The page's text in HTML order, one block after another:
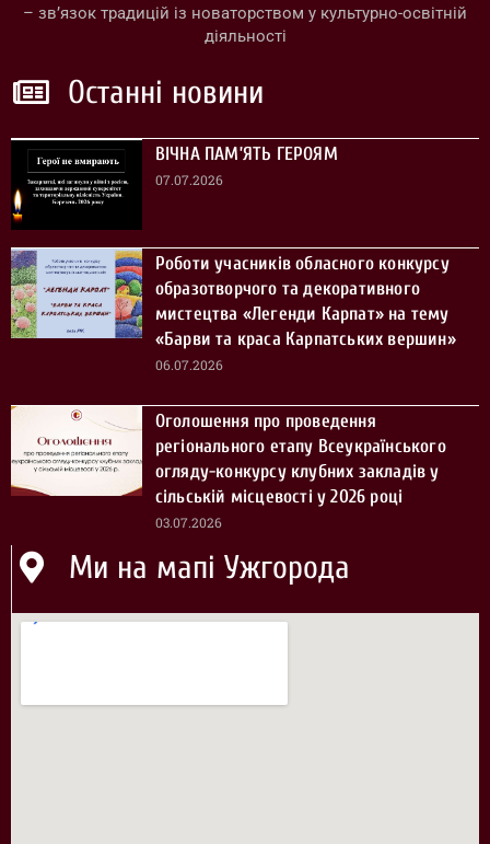
– зв’язок традицій із новаторством у культурно-освітній
діяльності
Останні новини
ВІЧНА ПАМ’ЯТЬ ГЕРОЯМ
07.07.2026
Роботи учасників обласного конкурсу
образотворчого та декоративного
мистецтва «Легенди Карпат» на тему
«Барви та краса Карпатських вершин»
06.07.2026
Оголошення про проведення
регіонального етапу Всеукраїнського
огляду-конкурсу клубних закладів у
сільській місцевості у 2026 році
03.07.2026
Ми на мапі Ужгорода